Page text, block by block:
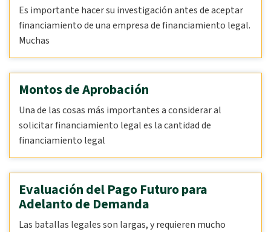
Es importante hacer su investigación antes de aceptar
financiamiento de una empresa de financiamiento legal.
Muchas
Montos de Aprobación
Una de las cosas más importantes a considerar al
solicitar financiamiento legal es la cantidad de
financiamiento legal
Evaluación del Pago Futuro para
Adelanto de Demanda
Las batallas legales son largas, y requieren mucho